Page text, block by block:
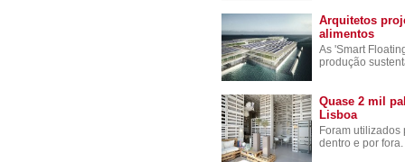
Arquitetos
alimentos
As 'Smart
produção
Quase 2 mil
Lisboa
Foram
dentro e por fora.